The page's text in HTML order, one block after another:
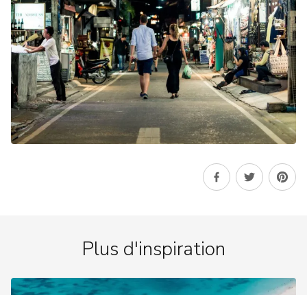
Plus d'inspiration